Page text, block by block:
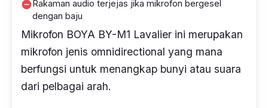
remove_circle Rakaman audio terjejas jika mikrofon bergesel
dengan baju
Mikrofon BOYA BY-M1 Lavalier ini merupakan
mikrofon jenis omnidirectional yang mana
berfungsi untuk menangkap bunyi atau suara
dari pelbagai arah.